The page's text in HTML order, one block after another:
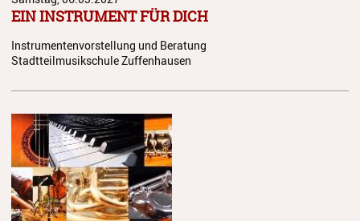
Ein geschützter Ort für Kinder
Kontakt
Schulordnung
Elternbeirat
Förderverein
Stiftung
EIN INSTRUMENT FÜR DICH
Instrumentenvorstellung und Beratung
Stadtteilmusikschule Zuffenhausen